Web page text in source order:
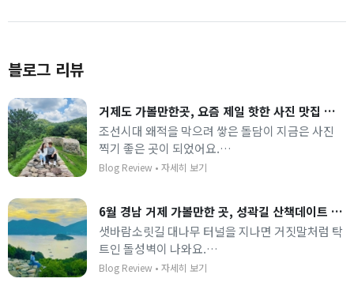
블로그 리뷰
거제도 가볼만한곳, 요즘 제일 핫한 사진 맛집 거제 '구조라성'
조선시대 왜적을 막으려 쌓은 돌담이 지금은 사진
찍기 좋은 곳이 되었어요.
조용히 산책하며 바다 내음 맡기 좋고, 위에서 내려
Blog Review • 자세히 보기
6월 경남 거제 가볼만한 곳, 성곽길 산책데이트 / 거제 구조라성
샛바람소릿길 대나무 터널을 지나면 거짓말처럼 탁
트인 돌성벽이 나와요.
카메라 하나 들고 성곽 위에 앉아 예쁜 사진 남기기
Blog Review • 자세히 보기